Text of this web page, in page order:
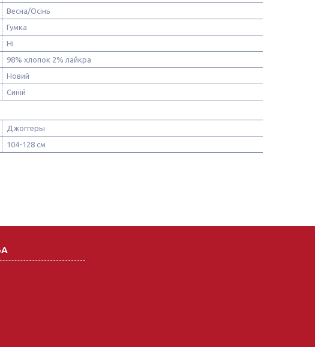
Весна/Осінь
Гумка
Ні
98% хлопок 2% лайкра
Новий
Синій
Джоггеры
104-128 см